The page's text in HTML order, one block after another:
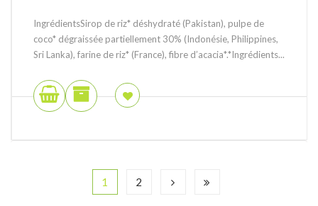
IngrédientsSirop de riz* déshydraté (Pakistan), pulpe de
coco* dégraissée partiellement 30% (Indonésie, Philippines,
Sri Lanka), farine de riz* (France), fibre d’acacia*.*Ingrédients...
1 2